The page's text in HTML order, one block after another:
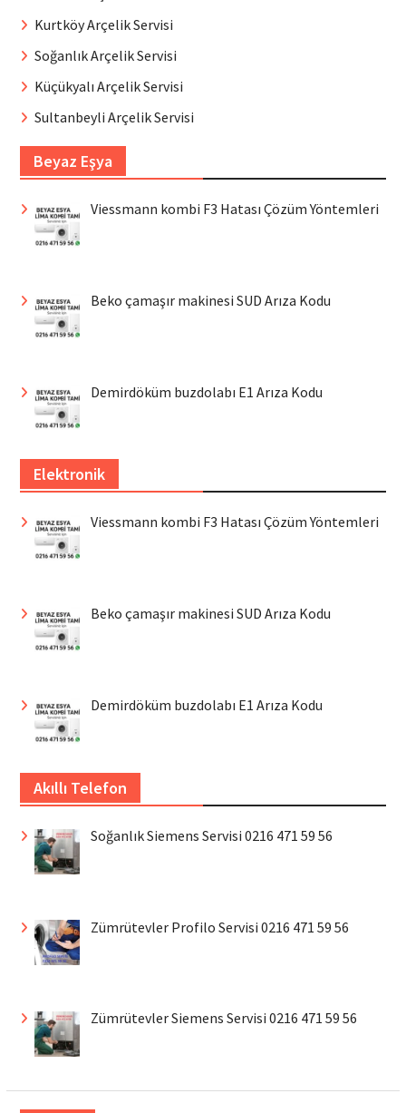
Kurtköy Arçelik Servisi
Soğanlık Arçelik Servisi
Küçükyalı Arçelik Servisi
Sultanbeyli Arçelik Servisi
Beyaz Eşya
Viessmann kombi F3 Hatası Çözüm Yöntemleri
Beko çamaşır makinesi SUD Arıza Kodu
Demirdöküm buzdolabı E1 Arıza Kodu
Elektronik
Viessmann kombi F3 Hatası Çözüm Yöntemleri
Beko çamaşır makinesi SUD Arıza Kodu
Demirdöküm buzdolabı E1 Arıza Kodu
Akıllı Telefon
Soğanlık Siemens Servisi 0216 471 59 56
Zümrütevler Profilo Servisi 0216 471 59 56
Zümrütevler Siemens Servisi 0216 471 59 56